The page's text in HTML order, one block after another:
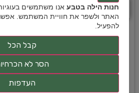
ח
ס
כ
ו
כ
-
2
5
% מבצע!
חנות הילה בטבע אנו משתמשים
האתר ולשפר את חוויית המשתמש. אפשר
להפעיל.
קבל הכל
הסר לא
העדפות